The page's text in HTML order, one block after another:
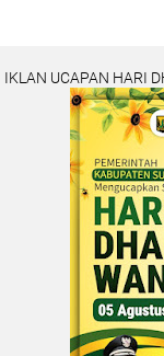
IKLAN UCAPAN HARI